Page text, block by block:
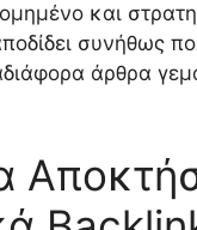
και
συνήθως
άρθρα